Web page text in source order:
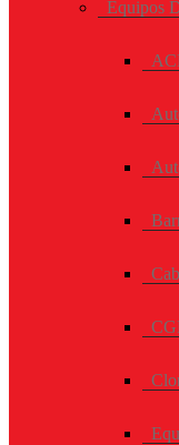
Equipos